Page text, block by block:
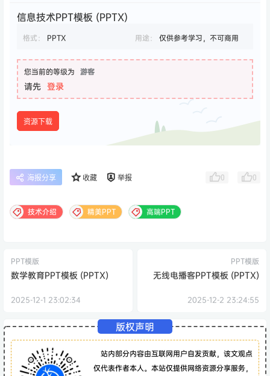
信息技术PPT模板 (PPTX)
格式： PPTX 用途： 仅供参考学习，不可商用
您当前的等级为 游客
请先 登录
资源下载
海报分享 收藏 举报 0 0
技术介绍 精美PPT 高端PPT
PPT模版
数学教育PPT模板 (PPTX)
2025-12-1 23:02:34
PPT模版
无线电播客PPT模板 (PPTX)
2025-12-2 23:24:55
版权声明
站内部分内容由互联网用户自发贡献，该文观点
仅代表作者本人。本站仅提供网络资源分享服务，